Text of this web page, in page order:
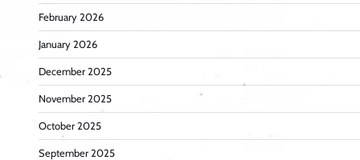
February 2026
January 2026
December 2025
November 2025
October 2025
September 2025